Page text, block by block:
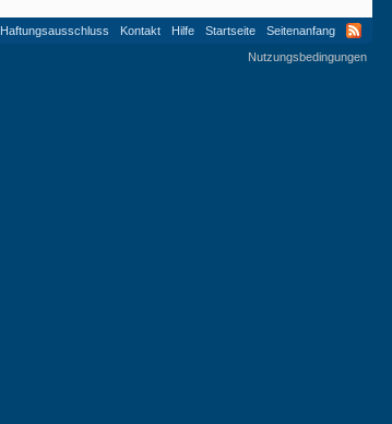
Haftungsausschluss Kontakt Hilfe Startseite
Seitenanfang
Nutzungsbedingungen